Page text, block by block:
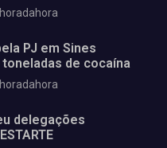
PJ em Sines
de cocaína
delegações